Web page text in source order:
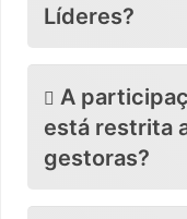
Líderes?
A
está restrita
gestoras?